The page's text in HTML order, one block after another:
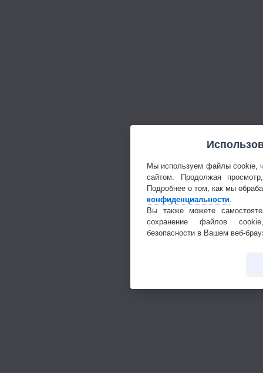
Мы используем файлы cookie,
сайтом. Продолжая
Подробнее о том, как мы
конфиденциальности
Вы также можете
сохранение файлов
безопасности в Вашем веб-